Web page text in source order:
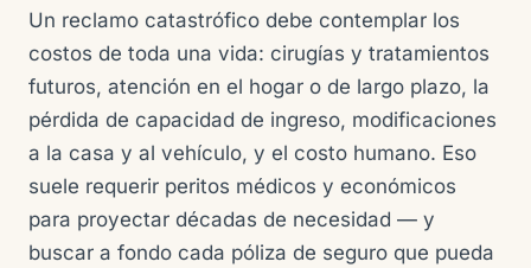
Un reclamo catastrófico debe contemplar los
costos de toda una vida: cirugías y tratamientos
futuros, atención en el hogar o de largo plazo, la
pérdida de capacidad de ingreso, modificaciones
a la casa y al vehículo, y el costo humano. Eso
suele requerir peritos médicos y económicos
para proyectar décadas de necesidad — y
buscar a fondo cada póliza de seguro que pueda